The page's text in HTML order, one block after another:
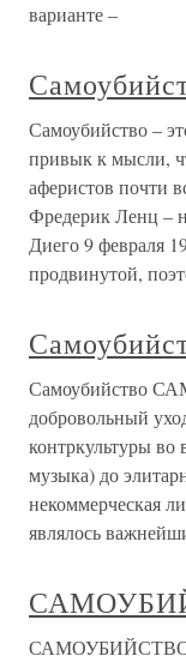
варианте –
Самоубийство –
привык к мысли,
аферистов почти
Фредерик Ленц –
Диего 9 февраля
продвинутой,
Самоубийство
добровольный
контркультуры во
музыка) до
некоммерческая
являлось
САМОУБИЙСТВО